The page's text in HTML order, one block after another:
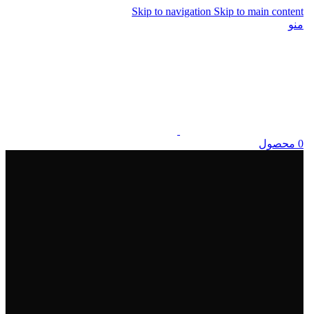
Skip to navigation Skip to main content
منو
0 محصول